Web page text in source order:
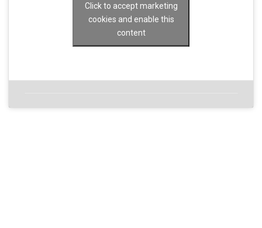
Click to accept marketing
cookies and enable this
content